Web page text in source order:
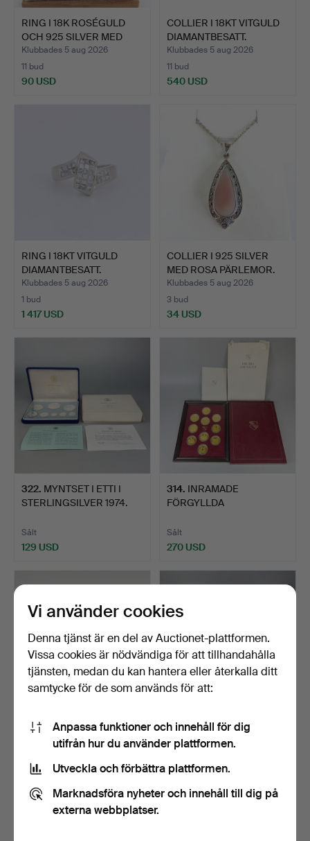
RING I 18K ROSÉGULD
OCH 925 SILVER MED
8CT…
Klubbades 5 aug 2026
11 bud
90 USD
COLLIER I 18KT VITGULD
DIAMANTBESATT.
Klubbades 5 aug 2026
11 bud
540 USD
RING I 18KT VITGULD
DIAMANTBESATT.
Klubbades 5 aug 2026
1 bud
1 417 USD
COLLIER I 925 SILVER
MED ROSA PÄRLEMOR.
Klubbades 5 aug 2026
3 bud
34 USD
322. MYNTSET I ETTI I
STERLINGSILVER 1974.
Sålt
129 USD
314. INRAMADE
FÖRGYLLDA
ER.
Sålt
270 USD
329.
PARTI SLIPSNAPS
M.M.
Sålt
367.TVÅ LÅDOR
Sålt
Vi använder cookies
Denna tjänst är en del av Auctionet-plattformen.
Vissa cookies är nödvändiga för att tillhandahålla
tjänsten, medan du kan hantera eller återkalla ditt
samtycke för de som används för att:
Anpassa funktioner och innehåll för dig
utifrån hur du använder plattformen.
Utveckla och förbättra plattformen.
Marknadsföra nyheter och innehåll till dig på
externa webbplatser.